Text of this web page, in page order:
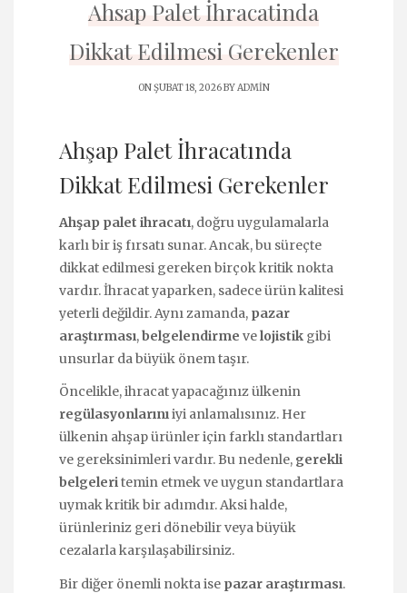
Ahsap Palet İhracatinda
Dikkat Edilmesi Gerekenler
ON ŞUBAT 18, 2026 BYADMIN
Ahşap Palet İhracatında
Dikkat Edilmesi Gerekenler
Ahşap palet ihracatı, doğru uygulamalarla
karlı bir iş fırsatı sunar. Ancak, bu süreçte
dikkat edilmesi gereken birçok kritik nokta
vardır. İhracat yaparken, sadece ürün kalitesi
yeterli değildir. Aynı zamanda, pazar
araştırması,belgelendirme velojistik gibi
unsurlar da büyük önem taşır.
Öncelikle, ihracat yapacağınız ülkenin
regülasyonlarınıiyi anlamalısınız. Her
ülkenin ahşap ürünler için farklı standartları
ve gereksinimleri vardır. Bu nedenle, gerekli
belgeleritemin etmek ve uygun standartlara
uymak kritik bir adımdır. Aksi halde,
ürünleriniz geri dönebilir veya büyük
cezalarla karşılaşabilirsiniz.
Bir diğer önemli nokta ise pazar araştırması.